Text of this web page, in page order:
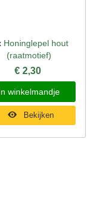
Honinglepel hout
(raatmotief)
€ 2,30
winkelmandje
Bekijken